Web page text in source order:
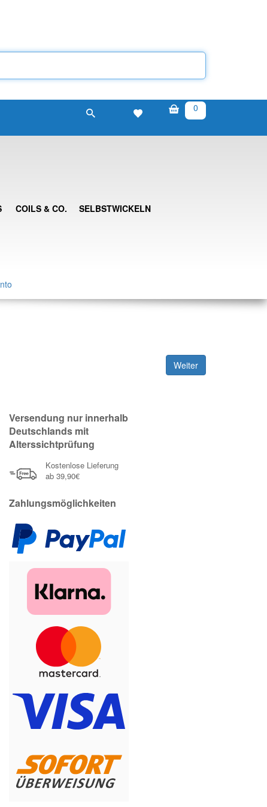
0
COILS & CO.
SELBSTWICKELN
Weiter
Versendung nur innerhalb
Deutschlands mit
Alterssichtprüfung
Kostenlose Lieferung
ab 39,90€
Zahlungsmöglichkeiten